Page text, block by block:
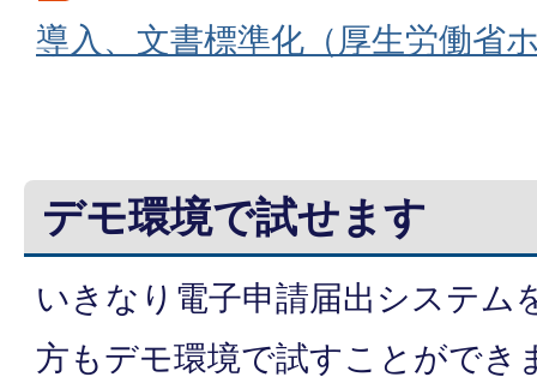
導⼊、文書標準化（厚生労働省
デモ環境で試せます
いきなり電子申請届出システム
方もデモ環境で試すことができ